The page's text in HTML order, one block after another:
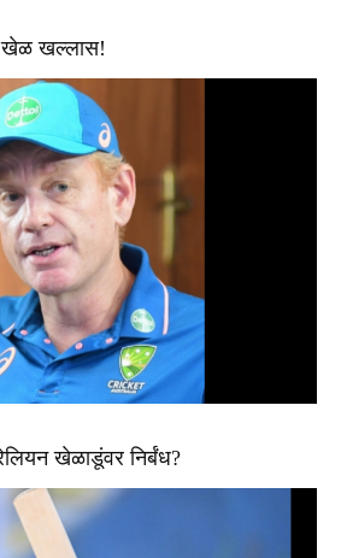
खेळ खल्लास!
खेळाडूंवर निर्बंध?